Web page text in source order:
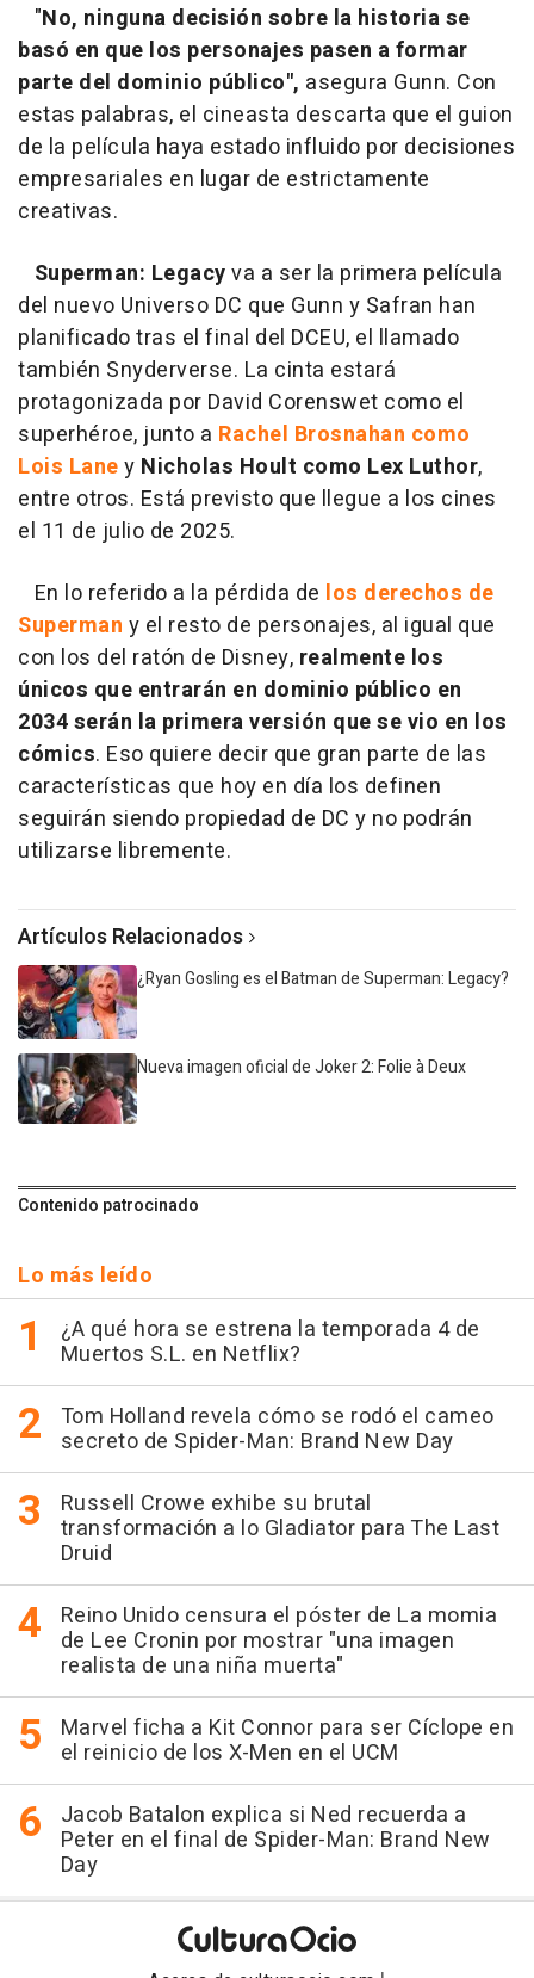
"No, ninguna decisión sobre la historia se
basó en que los personajes pasen a formar
parte del dominio público", asegura Gunn. Con
estas palabras, el cineasta descarta que el guion
de la película haya estado influido por decisiones
empresariales en lugar de estrictamente
creativas.
Superman: Legacyva a ser la primera película
del nuevo Universo DC que Gunn y Safran han
planificado tras el final del DCEU, el llamado
también Snyderverse. La cinta estará
protagonizada por David Corenswet como el
superhéroe, junto a Rachel Brosnahan como
Lois Laney Nicholas Hoult como Lex Luthor,
entre otros. Está previsto que llegue a los cines
el 11 de julio de 2025.
En lo referido a la pérdida de los derechos de
Superman y el resto de personajes, al igual que
con los del ratón de Disney, realmente los
únicos que entrarán en dominio público en
2034 serán la primera versión que se vio en los
cómics. Eso quiere decir que gran parte de las
características que hoy en día los definen
seguirán siendo propiedad de DC y no podrán
utilizarse libremente.
Artículos Relacionados
¿Ryan Gosling es el Batman de Superman: Legacy?
Nueva imagen oficial de Joker 2: Folie à Deux
Contenido patrocinado
Lo más leído
¿A qué hora se estrena la temporada 4 de
Muertos S.L. en Netflix?
Tom Holland revela cómo se rodó el cameo
secreto de Spider-Man: Brand New Day
Russell Crowe exhibe su brutal
transformación a lo Gladiator para The Last
Druid
Reino Unido censura el póster de La momia
de Lee Cronin por mostrar "una imagen
realista de una niña muerta"
Marvel ficha a Kit Connor para ser Cíclope en
el reinicio de los X-Men en el UCM
Jacob Batalon explica si Ned recuerda a
Peter en el final de Spider-Man: Brand New
Day